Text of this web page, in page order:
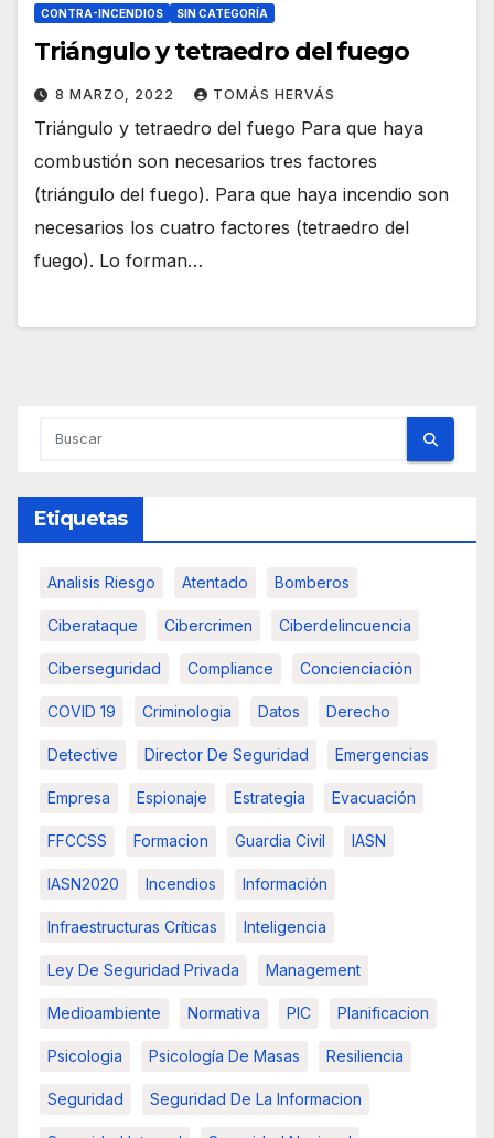
CONTRA-INCENDIOS SIN CATEGORÍA
Triángulo y tetraedro del fuego
8 MARZO, 2022 TOMÁS HERVÁS
Triángulo y tetraedro del fuego Para que haya
combustión son necesarios tres factores
(triángulo del fuego). Para que haya incendio son
necesarios los cuatro factores (tetraedro del
fuego). Lo forman…
Etiquetas
Analisis Riesgo Atentado Bomberos
Ciberataque Cibercrimen Ciberdelincuencia
Ciberseguridad Compliance Concienciación
COVID 19 Criminologia Datos Derecho
Detective Director De Seguridad Emergencias
Empresa Espionaje Estrategia Evacuación
FFCCSS Formacion Guardia Civil IASN
IASN2020 Incendios Información
Infraestructuras Críticas Inteligencia
Ley De Seguridad Privada Management
Medioambiente Normativa PIC Planificacion
Psicologia Psicología De Masas Resiliencia
Seguridad Seguridad De La Informacion